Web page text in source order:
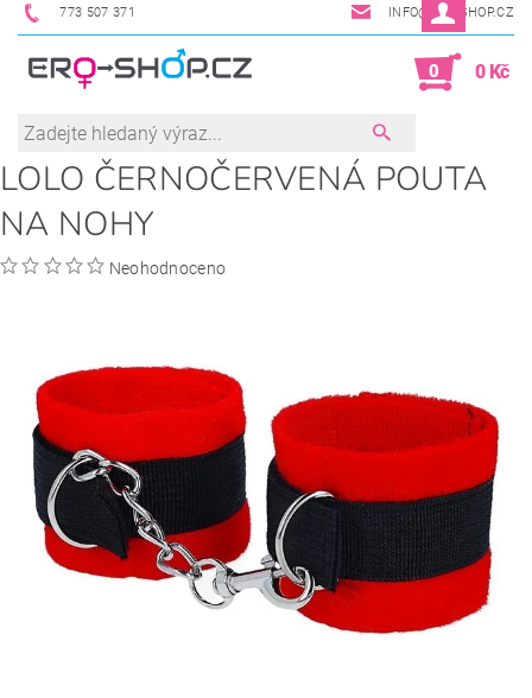
773 507 371 INFO@ERO-SHOP.CZ
0 0 Kč
LOLO ČERNOČERVENÁ POUTA
NA NOHY
Neohodnoceno